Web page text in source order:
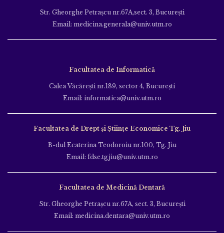
Str. Gheorghe Petraşcu nr.67A,sect. 3, Bucureşti
Email: medicina.generala@univ.utm.ro
Facultatea de Informatică
Calea Văcăreşti nr.189, sector 4, Bucureşti
Email: informatica@univ.utm.ro
Facultatea de Drept și Științe Economice Tg. Jiu
B-dul Ecaterina Teodoroiu nr.100, Tg. Jiu
Email: fdse.tgjiu@univ.utm.ro
Facultatea de Medicină Dentară
Str. Gheorghe Petraşcu nr.67A, sect. 3, Bucureşti
Email: medicina.dentara@univ.utm.ro